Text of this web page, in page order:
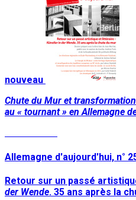
nouveau
Chute du Mur et
au « tournant » en Allemagne
Allemagne d'aujourd'hui, n°
Retour sur un passé
der Wende. 35 ans après la